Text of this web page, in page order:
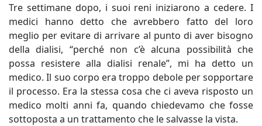
Tre settimane dopo, i suoi reni iniziarono a cedere. I
medici hanno detto che avrebbero fatto del loro
meglio per evitare di arrivare al punto di aver bisogno
della dialisi, “perché non c’è alcuna possibilità che
possa resistere alla dialisi renale”, mi ha detto un
medico. Il suo corpo era troppo debole per sopportare
il processo. Era la stessa cosa che ci aveva risposto un
medico molti anni fa, quando chiedevamo che fosse
sottoposta a un trattamento che le salvasse la vista.